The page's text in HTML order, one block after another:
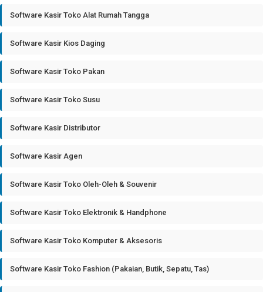
Software Kasir Toko Alat Rumah Tangga
Software Kasir Kios Daging
Software Kasir Toko Pakan
Software Kasir Toko Susu
Software Kasir Distributor
Software Kasir Agen
Software Kasir Toko Oleh-Oleh & Souvenir
Software Kasir Toko Elektronik & Handphone
Software Kasir Toko Komputer & Aksesoris
Software Kasir Toko Fashion (Pakaian, Butik, Sepatu, Tas)